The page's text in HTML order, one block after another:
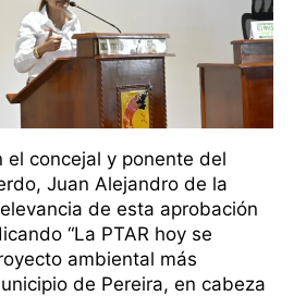
el concejal y ponente del
Juan Alejandro de la
de esta aprobación
“La PTAR hoy se
ambiental más
de Pereira, en cabeza